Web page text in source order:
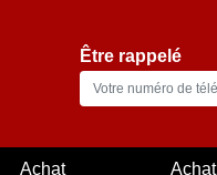
Être rappelé
Achat
Achat